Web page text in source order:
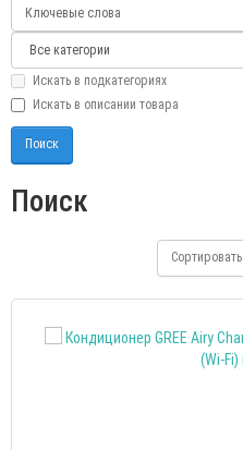
Искать в подкатегориях
Искать в описании товара
Поиск
Сортировать